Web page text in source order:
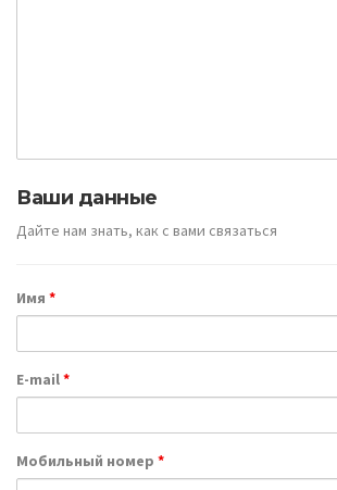
Ваши данные
Дайте нам знать, как с вами связаться
Имя *
E-mail*
Мобильный номер *